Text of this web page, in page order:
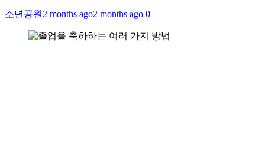
소년공원 2 months ago2 months ago 0